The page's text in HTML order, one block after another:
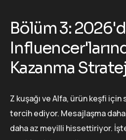
Bölüm 3:
Kazanma
Z kuşağı ve Alfa, ürün keşfi
tercih ediyor. Mesajlaşma
daha az meyilli hissettiriyor.